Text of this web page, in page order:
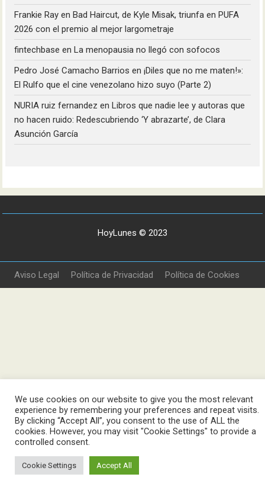
Frankie Ray enBad Haircut, de Kyle Misak, triunfa en PUFA
2026 con el premio al mejor largometraje
fintechbase enLa menopausia no llegó con sofocos
Pedro José Camacho Barrios en¡Diles que no me maten!»:
El Rulfo que el cine venezolano hizo suyo (Parte 2)
NURIA ruiz fernandez enLibros que nadie lee y autoras que
no hacen ruido: Redescubriendo ‘Y abrazarte’, de Clara
Asunción García
HoyLunes © 2023
We use cookies on our website to give you the most relevant
experience by remembering your preferences and repeat visits.
By clicking “Accept All”, you consent to the use of ALL the
cookies. However, you may visit "Cookie Settings" to provide a
controlled consent.
Cookie Settings Accept All
Aviso Legal Política de Privacidad Política de Cookies